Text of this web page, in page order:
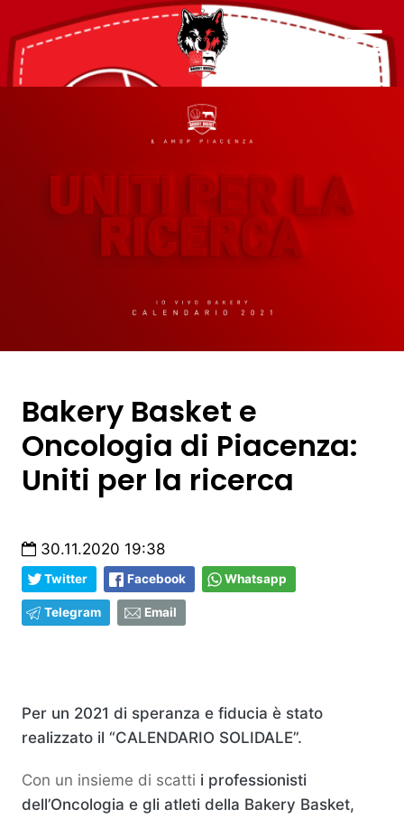
Bakery Basket e
Oncologia di Piacenza:
Uniti per la ricerca
30.11.2020 19:38
Twitter Facebook Whatsapp
Telegram Email
Per un 2021 di speranza e fiducia è stato
realizzato il “CALENDARIO SOLIDALE”.
Con un insieme di scatti i professionisti
dell’Oncologia e gli atleti della Bakery Basket,